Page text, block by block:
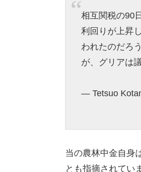
相互関税の90
利回りが上昇
われたのだろ
が、グリアは
— Tetsuo
当の農林中金自身
とも指摘されてい